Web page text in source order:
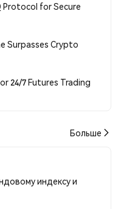
Protocol for Secure
Surpasses Crypto
24/7 Futures Trading
Больше
индексу и